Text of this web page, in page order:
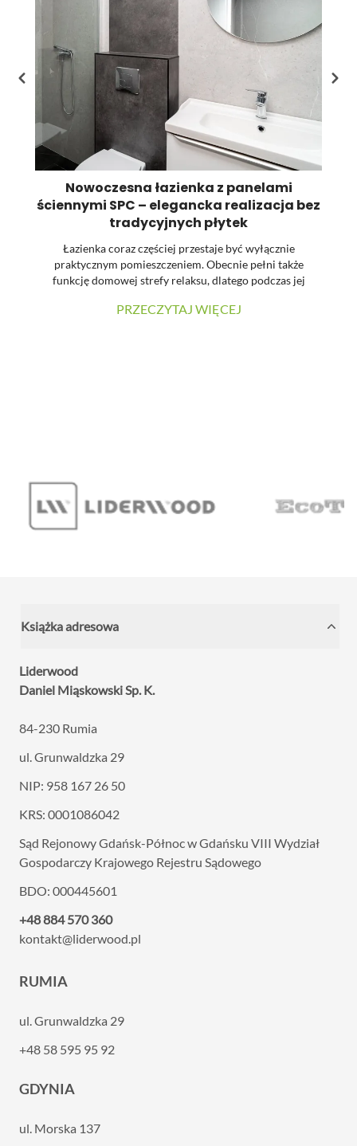
Nowoczesna łazienka z panelami
ściennymi SPC – elegancka realizacja bez
tradycyjnych płytek
Łazienka coraz częściej przestaje być wyłącznie
praktycznym pomieszczeniem. Obecnie pełni także
funkcję domowej strefy relaksu, dlatego podczas jej
materiałów oraz łatwość utrzymania powierzchni w
PRZECZYTAJ WIĘCEJ
Książka adresowa
Liderwood
Daniel Miąskowski Sp. K.
84-230 Rumia
ul. Grunwaldzka 29
NIP: 958 167 26 50
KRS: 0001086042
Sąd Rejonowy Gdańsk-Północ w Gdańsku VIII Wydział
Gospodarczy Krajowego Rejestru Sądowego
BDO: 000445601
+48 884 570 360
kontakt@liderwood.pl
RUMIA
ul. Grunwaldzka 29
+48 58 595 95 92
GDYNIA
ul. Morska 137